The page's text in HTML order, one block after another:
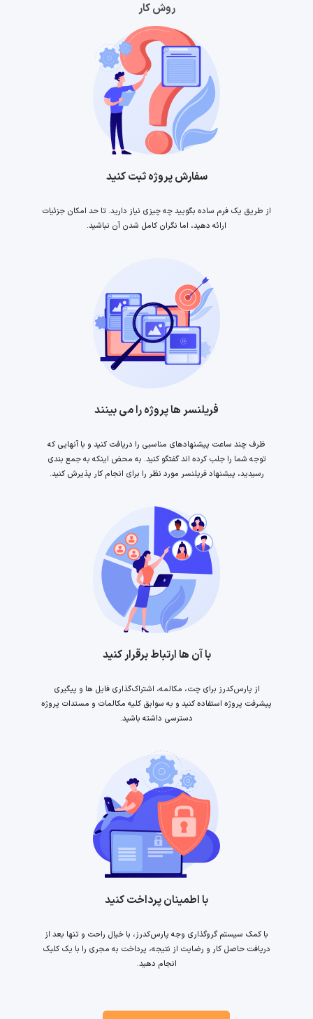
روش کار
سفارش پروژه ثبت کنید
از طریق یک فرم ساده بگویید چه چیزی نیاز دارید. تا حد امکان جزئیات
ارائه دهید، اما نگران کامل شدن آن نباشید.
فریلنسر ها پروژه را می بینند
ظرف چند ساعت پیشنهادهای مناسبی را دریافت کنید و با آنهایی که
توجه شما را جلب کرده اند گفتگو کنید. به محض اینکه به جمع بندی
رسیدید، پیشنهاد فریلنسر مورد نظر را برای انجام کار پذیرش کنید.
با آن ها ارتباط برقرار کنید
از پارس‌کدرز برای چت، مکالمه، اشتراک‌گذاری فایل ها و پیگیری
پیشرفت پروژه استفاده کنید و به سوابق کلیه مکالمات و مستدات پروژه
دسترسی داشته باشید.
با اطمینان پرداخت کنید
با کمک سیستم گروگذاری وجه پارس‌کدرز، با خیال راحت و تنها بعد از
دریافت حاصل کار و رضایت از نتیجه، پرداخت به مجری را با یک کلیک
انجام دهید.